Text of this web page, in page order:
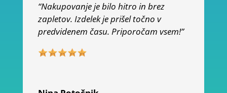
“Nakupovanje je bilo hitro in brez
zapletov. Izdelek je prišel točno v
predvidenem času. Priporočam vsem!”